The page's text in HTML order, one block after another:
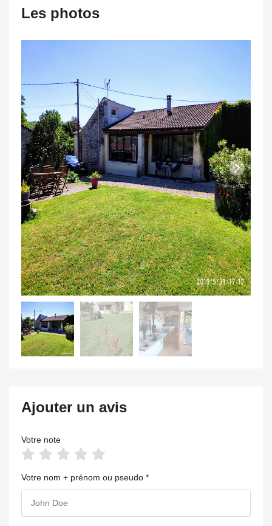
Les photos
Ajouter un avis
Votre note
Votre nom + prénom ou pseudo *